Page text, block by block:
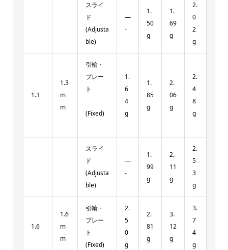
スライ
ド
(Adjusta
ble)
—
-
1.
50
g
1.
69
g
2.
0
2
g
1.3
1.3
m
m
引輪・
プレー
ト
(Fixed)
1.
6
4
g
1.
85
g
2.
06
g
2.
4
8
g
スライ
ド
(Adjusta
ble)
—
-
1.
99
g
2.
11
g
2.
5
3
g
1.6
1.6
m
m
引輪・
プレー
ト
(Fixed)
2.
5
0
g
2.
81
g
3.
12
g
3.
7
4
g